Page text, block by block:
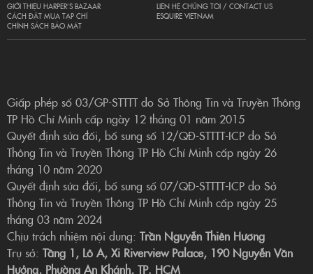
GIỚI THIỆU HARPER’S BAZAAR
CÁCH ĐẶT MUA TẠP CHÍ
CHÍNH SÁCH BẢO MẬT
LIÊN HỆ CHÚNG TÔI / CONTACT US
ESQUIRE VIETNAM
Giấp phép số 03/GP-STTTT do Sở Thông Tin và Truyền Thông
TP Hồ Chí Minh cấp ngày 12 tháng 01 năm 2015
Quyết định sửa đổi, bổ sung số 12/QĐ-STTTT-ICP do Sở
Thông Tin và Truyền Thông TP Hồ Chí Minh cấp ngày 26
tháng 10 năm 2020
Quyết định sửa đổi, bổ sung số 07/QĐ-STTTT-ICP do Sở
Thông Tin và Truyền Thông TP Hồ Chí Minh cấp ngày 25
tháng 03 năm 2024
Chịu trách nhiệm nội dung: Trần Nguyễn Thiên Hương
Trụ sở: Tầng 1, Lô A, Xi Riverview Palace, 190 Nguyễn Văn
Hưởng, Phường An Khánh, TP. HCM